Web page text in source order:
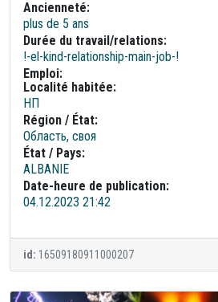
Ancienneté:
plus de 5 ans
Durée du travail/relations:
!-el-kind-relationship-main-job-!
Emploi:
Localité habitée:
НП
Région / État:
Область, своя
État / Pays:
ALBANIE
Date-heure de publication:
04.12.2023 21:42
id: 16509180911000207